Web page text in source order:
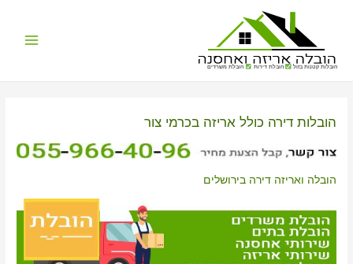
הובלות קטנות בזול הובלת דירות הובלת משרדים
הובלות דירה כולל אריזה בכרמי צור
הובלה ואריזה דירה בירושלים